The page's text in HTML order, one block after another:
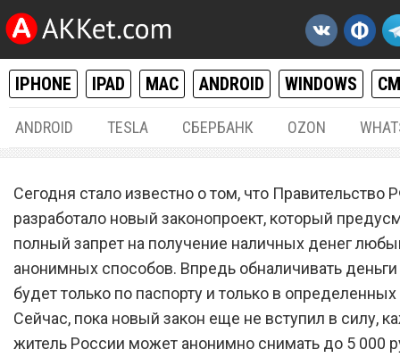
IPHONE IPAD MAC ANDROID WINDOWS
ANDROID TESLA СБЕРБАНК OZON
Получать наличные в
впредь можно будет
паспорту
Сегодня стало известно о том, что Правительство
разработало новый законопроект, который
полный запрет на получение наличных денег
анонимных способов. Впредь обналичивать
будет только по паспорту и только в
Сейчас, пока новый закон еще не вступил в силу,
житель России может анонимно снимать до 5 000